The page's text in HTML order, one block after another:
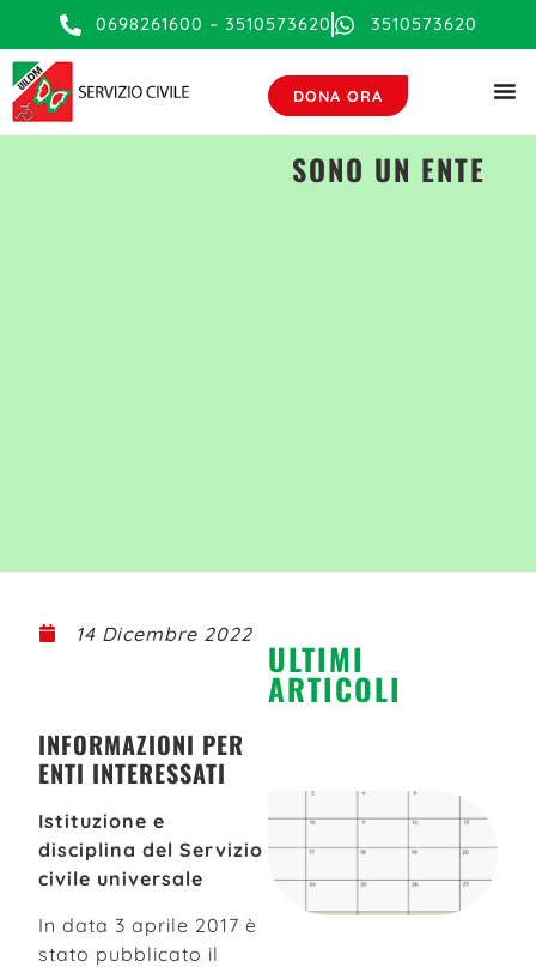
0698261600 – 3510573620 3510573620
DONA ORA
SONO UN ENTE
14 Dicembre 2022
INFORMAZIONI PER
ENTI INTERESSATI
Istituzione e
disciplina del Servizio
civile universale
In data 3 aprile 2017 è
stato pubblicato il
ULTIMI
ARTICOLI